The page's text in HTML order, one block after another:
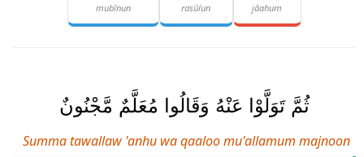
jāahum
rasūlun
mubīnun
ثُمَّ تَوَلَّوْا عَنْهُ وَقَالُوا مُعَلَّمٌ مَّجْنُونٌ
Summa tawallaw 'anhu wa qaaloo mu'allamum majnoon